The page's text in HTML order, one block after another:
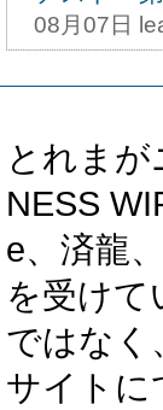
08月07日
とれまが
NESS
e、済龍
を受けて
ではなく
サイトに